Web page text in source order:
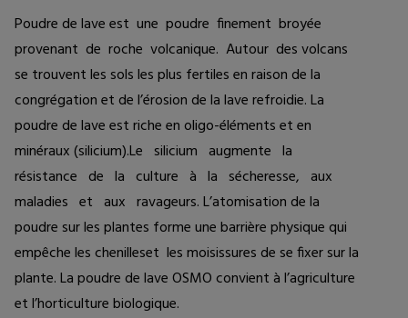
Poudre de lave est  une  poudre  finement  broyée
provenant  de  roche  volcanique.  Autour  des volcans
se trouvent les sols les plus fertiles en raison de la
congrégation et de l’érosion de la lave refroidie. La
poudre de lave est riche en oligo-éléments et en
minéraux (silicium).Le   silicium   augmente   la
résistance   de   la   culture   à   la   sécheresse,   aux
maladies   et   aux   ravageurs. L’atomisation de la
poudre sur les plantes forme une barrière physique qui
empêche les chenilleset  les moisissures de se fixer sur la
plante. La poudre de lave OSMO convient à l’agriculture
et l’horticulture biologique.